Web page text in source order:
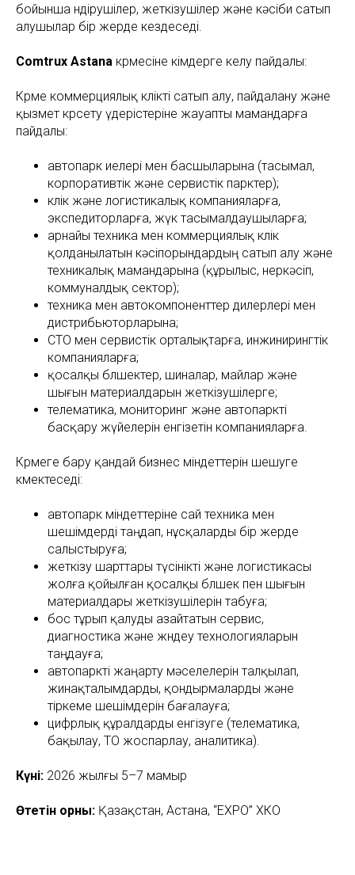
бойынша өндірушілер, жеткізушілер және кәсіби сатып
алушылар бір жерде кездеседі.
Comtrux Astana көрмесіне кімдерге келу пайдалы:
Көрме коммерциялық көлікті сатып алу, пайдалану және
қызмет көрсету үдерістеріне жауапты мамандарға
пайдалы:
автопарк иелері мен басшыларына (тасымал,
корпоративтік және сервистік парктер);
көлік және логистикалық компанияларға,
экспедиторларға, жүк тасымалдаушыларға;
арнайы техника мен коммерциялық көлік
қолданылатын кәсіпорындардың сатып алу және
техникалық мамандарына (құрылыс, өнеркәсіп,
коммуналдық сектор);
техника мен автокомпоненттер дилерлері мен
дистрибьюторларына;
СТО мен сервистік орталықтарға, инжинирингтік
компанияларға;
қосалқы бөлшектер, шиналар, майлар және
шығын материалдарын жеткізушілерге;
телематика, мониторинг және автопаркті
басқару жүйелерін енгізетін компанияларға.
Көрмеге бару қандай бизнес міндеттерін шешуге
көмектеседі:
автопарк міндеттеріне сай техника мен
шешімдерді таңдап, нұсқаларды бір жерде
салыстыруға;
жеткізу шарттары түсінікті және логистикасы
жолға қойылған қосалқы бөлшек пен шығын
материалдары жеткізушілерін табуға;
бос тұрып қалуды азайтатын сервис,
диагностика және жөндеу технологияларын
таңдауға;
автопаркті жаңарту мәселелерін талқылап,
жинақталымдарды, қондырмаларды және
тіркеме шешімдерін бағалауға;
цифрлық құралдарды енгізуге (телематика,
бақылау, ТО жоспарлау, аналитика).
Күні: 2026 жылғы 5–7 мамыр
Өтетін орны: Қазақстан, Астана, “EXPO” ХКО